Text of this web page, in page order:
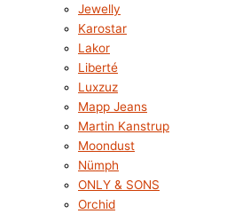
Jewelly
Karostar
Lakor
Liberté
Luxzuz
Mapp Jeans
Martin Kanstrup
Moondust
Nümph
ONLY & SONS
Orchid